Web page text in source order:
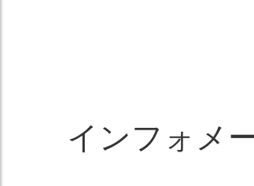
インフォメ